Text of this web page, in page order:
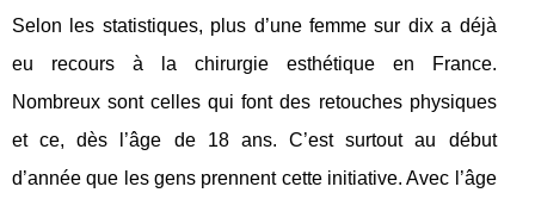
Selon les statistiques, plus d’une femme sur dix a déjà
eu recours à la chirurgie esthétique en France.
Nombreux sont celles qui font des retouches physiques
et ce, dès l’âge de 18 ans. C’est surtout au début
d’année que les gens prennent cette initiative. Avec l’âge